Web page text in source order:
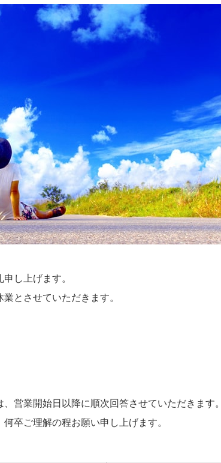
し上げます。
とさせていただきます。
営業開始日以降に順次回答させていただきます。
卒ご理解の程お願い申し上げます。